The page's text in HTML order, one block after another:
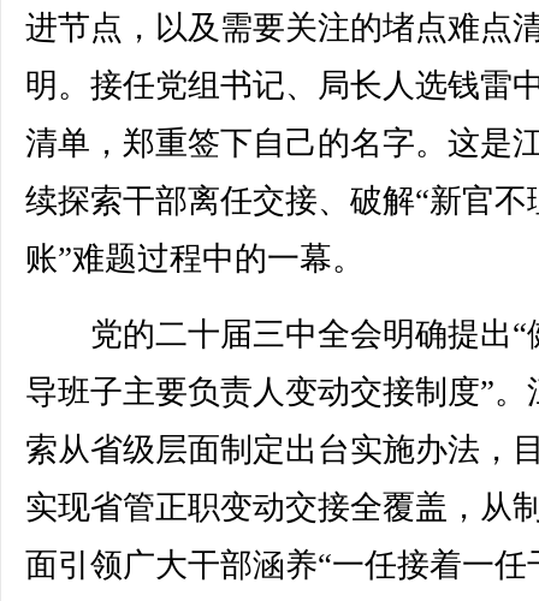
进节点，以及需要关注的堵点难点
明。接任党组书记、局长人选钱雷
清单，郑重签下自己的名字。这是
续探索干部离任交接、破解“新官不
账”难题过程中的一幕。
党的二十届三中全会明确提出“
导班子主要负责人变动交接制度”。
索从省级层面制定出台实施办法，
实现省管正职变动交接全覆盖，从
面引领广大干部涵养“一任接着一任